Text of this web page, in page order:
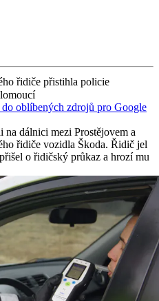
řidiče přistihla policie
oblíbených zdrojů pro Google
dálnici mezi Prostějovem a
řidiče vozidla Škoda. Řidič jel
o řidičský průkaz a hrozí mu